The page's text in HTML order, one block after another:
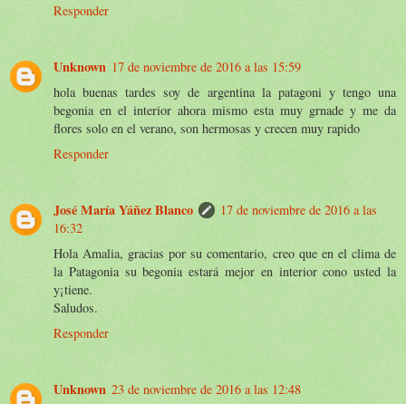
Responder
Unknown 17 de noviembre de 2016 a las 15:59
hola buenas tardes soy de argentina la patagoni y tengo una
begonia en el interior ahora mismo esta muy grnade y me da
flores solo en el verano, son hermosas y crecen muy rapido
Responder
José María Yáñez Blanco
17 de noviembre de 2016 a las
16:32
Hola Amalia, gracias por su comentario, creo que en el clima de
la Patagonia su begonia estará mejor en interior cono usted la
y¡tiene.
Saludos.
Responder
Unknown 23 de noviembre de 2016 a las 12:48